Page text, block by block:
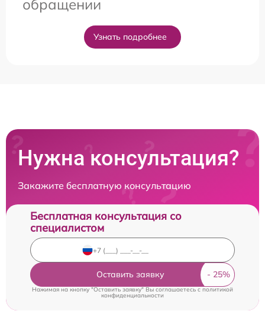
обращении
Узнать подробнее
Нужна консультация?
Закажите бесплатную консультацию
Бесплатная консультация со
специалистом
Оставить заявку
Нажимая на кнопку "Оставить заявку" Вы соглашаетесь c политикой
конфиденциальности